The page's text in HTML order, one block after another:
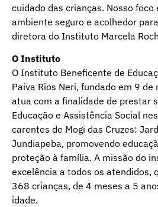
cuidado das crianças. Nosso
ambiente seguro e acolhedor
diretora do Instituto Marcela
O Instituto
O Instituto Beneficente de
Paiva Rios Neri, fundado em 9
atua com a finalidade de prestar
Educação e Assistência Social
carentes de Mogi das Cruzes:
Jundiapeba, promovendo
proteção à família. A missão do
excelência a todos os atendidos,
368 crianças, de 4 meses a 5
idade.